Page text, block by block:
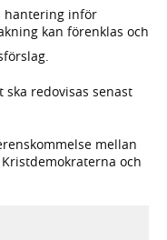
hantering inför
kan förenklas och
redovisas senast
mellan
och